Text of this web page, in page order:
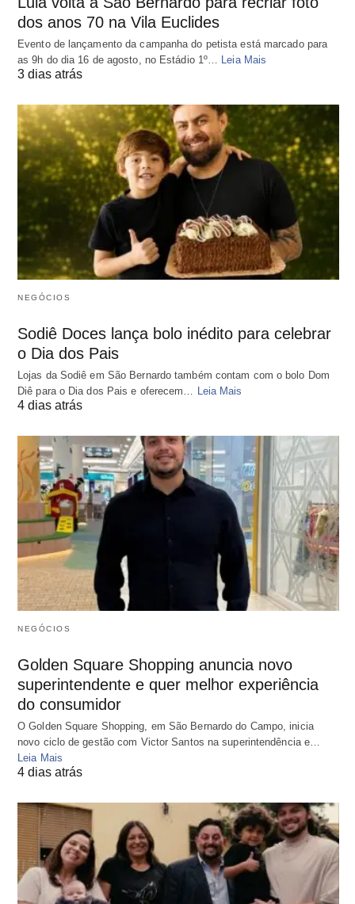
dos anos 70 na Vila Euclides
Evento de lançamento da campanha do petista está marcado para
as 9h do dia 16 de agosto, no Estádio 1º… Leia Mais
3 dias atrás
NEGÓCIOS
Sodiê Doces lança bolo inédito para celebrar
o Dia dos Pais
Lojas da Sodiê em São Bernardo também contam com o bolo Dom
Diê para o Dia dos Pais e oferecem… Leia Mais
4 dias atrás
NEGÓCIOS
Golden Square Shopping anuncia novo
superintendente e quer melhor experiência
do consumidor
O Golden Square Shopping, em São Bernardo do Campo, inicia
novo ciclo de gestão com Victor Santos na superintendência e…
Leia Mais
4 dias atrás